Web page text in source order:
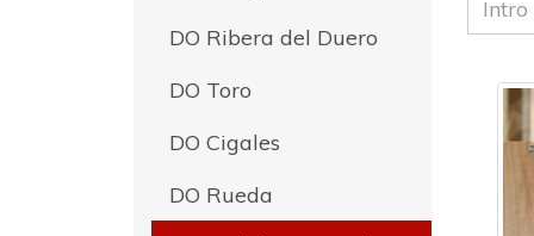
DO Ribera del Duero
DO Toro
DO Cigales
DO Rueda